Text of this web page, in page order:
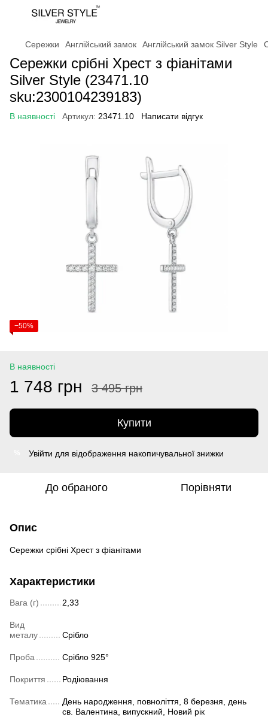
Сережки Англійський замок Англійський замок Silver Style
Сережки срібні Хрест з фіанітами
Silver Style (23471.10
sku:2300104239183)
В наявності Артикул: 23471.10 Написати відгук
−50%
В наявності
1 748 грн 3 495 грн
Купити
Увійти для відображення накопичувальної знижки
До обраного Порівняти
Опис
Сережки срібні Хрест з фіанітами
Характеристики
Вага (г) 2,33
Вид
металу
Срібло
Проба Срібло 925°
Покриття Родіювання
Тематика
День народження, повноліття, 8 березня, день
св. Валентина, випускний, Новий рік